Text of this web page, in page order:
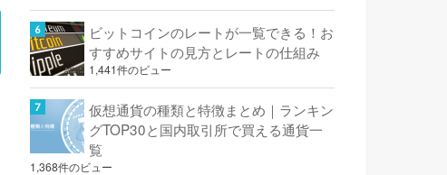
ビットコインのレートが一覧できる！お
すすめサイトの見方とレートの仕組み
1,441件のビュー
仮想通貨の種類と特徴まとめ｜ランキン
グTOP30と国内取引所で買える通貨一
覧
1,368件のビュー